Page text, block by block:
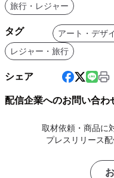
旅行・レジャー
タグ アート・デザ
レジャー・旅行
シェア
配信企業へのお問い合わ
取材依頼・商品に
プレスリリース